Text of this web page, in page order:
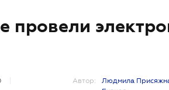
провели
Автор:
Людмила